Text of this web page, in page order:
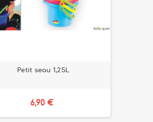
Petit seau 1,25L
6,90 €